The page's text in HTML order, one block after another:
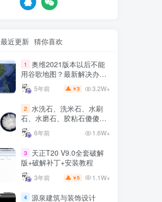
最近更新 猜你喜欢
1
奥维2021版本以后不能
用谷歌地图？最新解决办法
苹果安卓电脑
5年前 ￥3 3.2W+
2
水洗石、洗米石、水刷
石、水磨石、胶粘石傻傻分
不清楚
6年前 1.6W+
3
天正T20 V9.0全套破解
版+破解补丁+安装教程
3年前 ￥5 1.1W+
4 源泉建筑与装饰设计